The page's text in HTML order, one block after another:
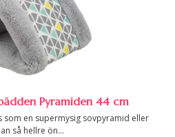
Pyramiden 44 cm
som en supermysig sovpyramid eller
så hellre ön...